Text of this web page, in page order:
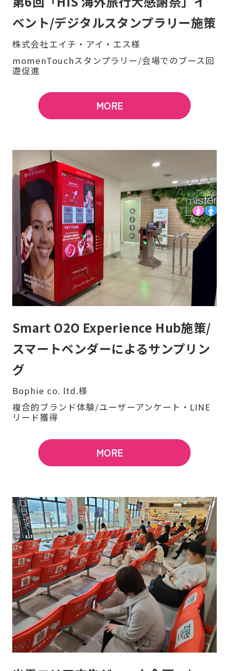
ベント/デジタルスタンプラリー施策
株式会社エイチ・アイ・エス様
momenTouchスタンプラリー/会場でのブース回
遊促進
MORE
Smart O2O Experience Hub施策/
スマートベンダーによるサンプリン
グ
Bophie co. ltd.様
複合的ブランド体験/ユーザーアンケート・LINE
リード獲得
MORE